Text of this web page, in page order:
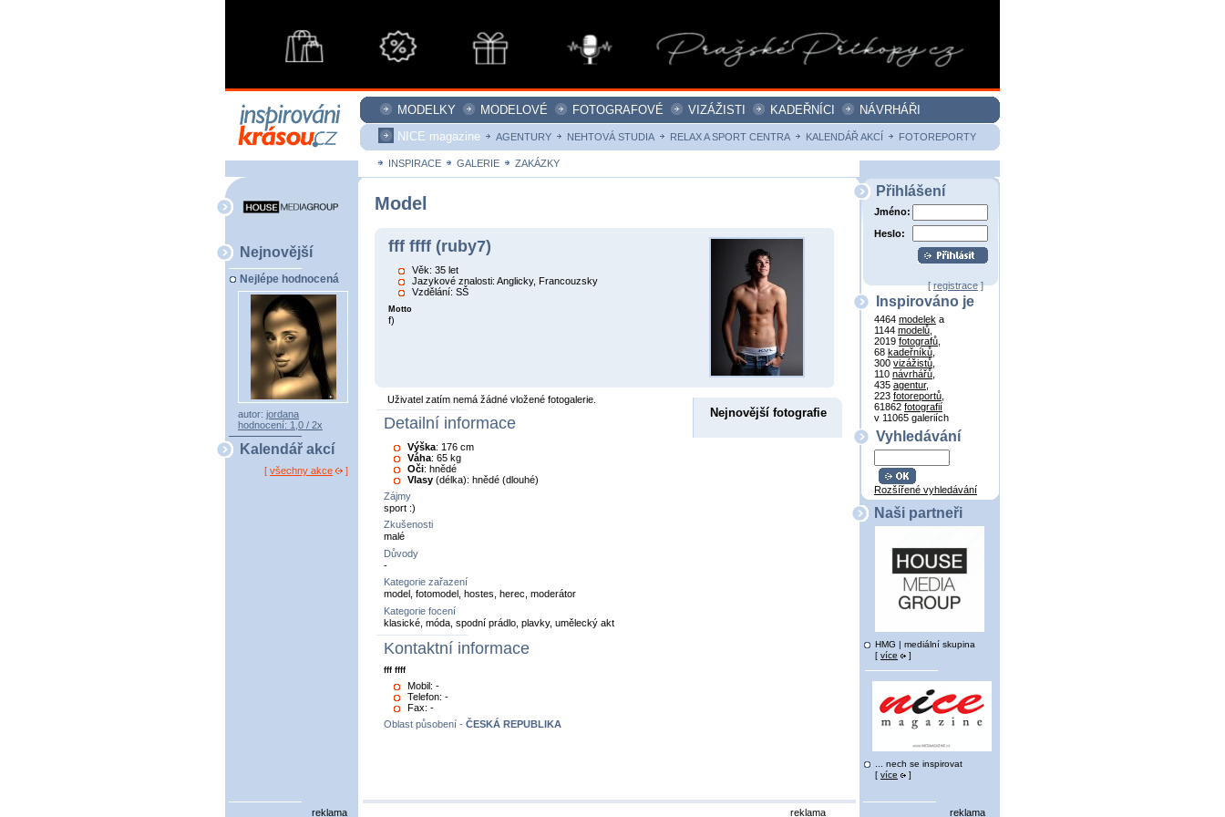
MODELKY MODELOVÉ FOTOGRAFOVÉ VIZÁŽISTI KADEŘNÍCI
NÁVRHÁŘI
NICE magazine
AGENTURY NEHTOVÁ STUDIA RELAX A SPORT CENTRA KALENDÁŘ AKCÍ FOTOREPORTY
INSPIRACE GALERIE ZAKÁZKY
Nejnovější
Nejlépe hodnocená
autor: jordana
hodnocení: 1,0 / 2x
Kalendář akcí
[ všechny akce ]
Model
fff ffff (ruby7)
Věk: 35 let
Jazykové znalosti: Anglicky, Francouzsky
Vzdělání: SŠ
Motto
f)
Nejnovější fotografie
Uživatel zatím nemá žádné vložené fotogalerie.
Detailní informace
Výška: 176 cm
Váha: 65 kg
Oči: hnědé
Vlasy (délka): hnědé (dlouhé)
Zájmy
sport :)
Zkušenosti
malé
Důvody
-
Kategorie zařazení
model, fotomodel, hostes, herec, moderátor
Kategorie focení
klasické, móda, spodní prádlo, plavky, umělecký akt
Kontaktní informace
fff ffff
Mobil: -
Telefon: -
Fax: -
Oblast působení - ČESKÁ REPUBLIKA
Přihlášení
Jméno:
Heslo:
[registrace]
Inspirováno je
4464 modelek a
1144 modelů
2019 fotografů
68 kadeřníků
300 vizážistů
110 návrhářů
435 agentur,
223 fotoreportů
61862 fotografií
v 11065 galeriích
Vyhledávání
Rozšířené vyhledávání
Naši partneři
HMG | mediální skupina
[ více ]
... nech se inspirovat
[ více ]
reklama reklama reklama